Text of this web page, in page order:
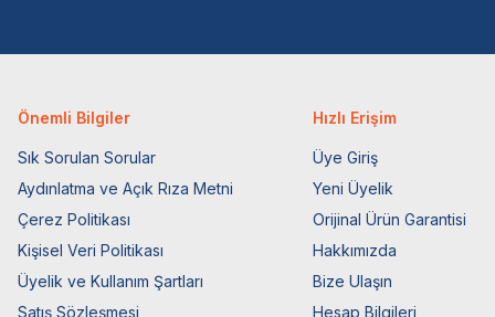
Önemli Bilgiler
Sık Sorulan Sorular
Aydınlatma ve Açık Rıza Metni
Çerez Politikası
Kişisel Veri Politikası
Üyelik ve Kullanım Şartları
Satış Sözleşmesi
Hızlı Erişim
Üye Giriş
Yeni Üyelik
Orijinal Ürün Garantisi
Hakkımızda
Bize Ulaşın
Hesap Bilgileri